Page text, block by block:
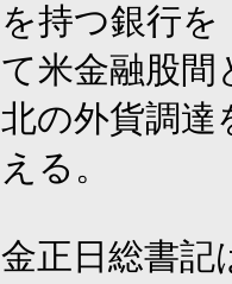
を持つ銀行
て米金融股間
北の外貨調達
える。
金正日総書記